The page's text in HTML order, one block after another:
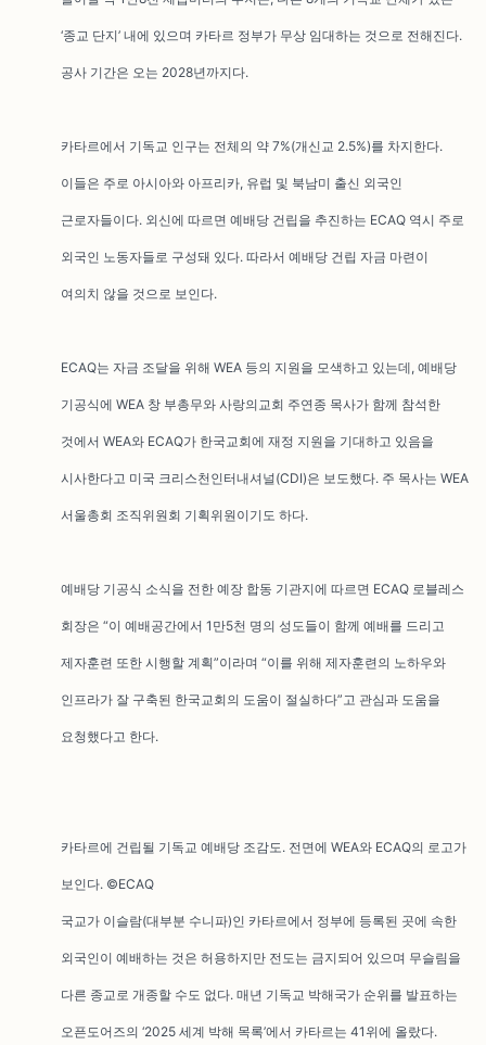
‘종교 단지’ 내에 있으며 카타르 정부가 무상 임대하는 것으로 전해진다.
공사 기간은 오는 2028년까지다.
카타르에서 기독교 인구는 전체의 약 7%(개신교 2.5%)를 차지한다.
이들은 주로 아시아와 아프리카, 유럽 및 북남미 출신 외국인
근로자들이다. 외신에 따르면 예배당 건립을 추진하는 ECAQ 역시 주로
외국인 노동자들로 구성돼 있다. 따라서 예배당 건립 자금 마련이
여의치 않을 것으로 보인다.
ECAQ는 자금 조달을 위해 WEA 등의 지원을 모색하고 있는데, 예배당
기공식에 WEA 창 부총무와 사랑의교회 주연종 목사가 함께 참석한
것에서 WEA와 ECAQ가 한국교회에 재정 지원을 기대하고 있음을
시사한다고 미국 크리스천인터내셔널(CDI)은 보도했다. 주 목사는 WEA
서울총회 조직위원회 기획위원이기도 하다.
예배당 기공식 소식을 전한 예장 합동 기관지에 따르면 ECAQ 로블레스
회장은 “이 예배공간에서 1만5천 명의 성도들이 함께 예배를 드리고
제자훈련 또한 시행할 계획”이라며 “이를 위해 제자훈련의 노하우와
인프라가 잘 구축된 한국교회의 도움이 절실하다”고 관심과 도움을
요청했다고 한다.
카타르에 건립될 기독교 예배당 조감도. 전면에 WEA와 ECAQ의 로고가
보인다. ©ECAQ
국교가 이슬람(대부분 수니파)인 카타르에서 정부에 등록된 곳에 속한
외국인이 예배하는 것은 허용하지만 전도는 금지되어 있으며 무슬림을
다른 종교로 개종할 수도 없다. 매년 기독교 박해국가 순위를 발표하는
오픈도어즈의 ‘2025 세계 박해 목록’에서 카타르는 41위에 올랐다.